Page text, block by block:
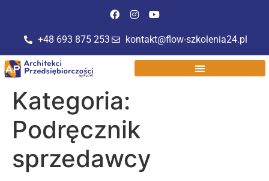
+48 693 875 253 kontakt@flow-szkolenia24.pl
Kategoria:
Podręcznik
sprzedawcy